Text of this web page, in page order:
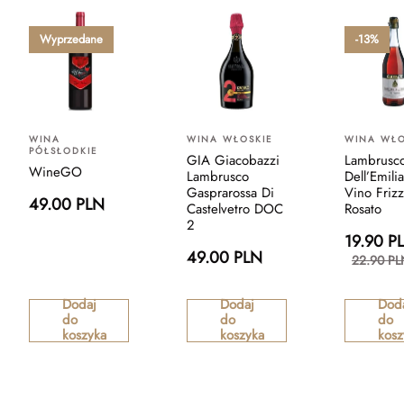
Wyprzedane
WINA
PÓŁSŁODKIE
WineGO
49.00 PLN
Dodaj
do
koszyka
WINA WŁOSKIE
GIA Giacobazzi
Lambrusco
Gasprarossa Di
Castelvetro DOC
2
49.00 PLN
Dodaj
do
koszyka
-13%
WINA
Vino
Rosato
19.90
22.90
do